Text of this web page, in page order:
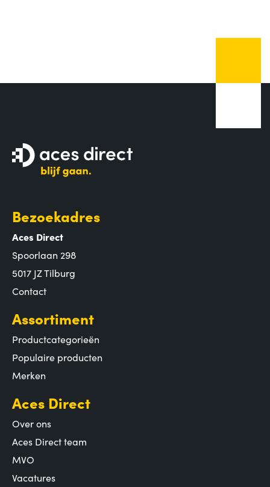
Bezoekadres
Aces Direct
Spoorlaan 298
5017 JZ Tilburg
Contact
Assortiment
Productcategorieën
Populaire producten
Merken
Aces Direct
Over ons
Aces Direct team
MVO
Vacatures